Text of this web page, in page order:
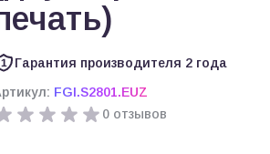
Гарантия производителя 2 года
FGI.S2801.EUZ
0 отзывов